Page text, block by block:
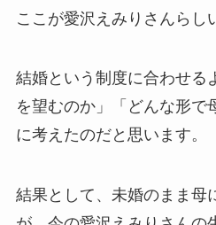
ここが愛沢えみりさんらし
結婚という制度に合わせる
を望むのか」「どんな形で
に考えたのだと思います。
結果として、未婚のまま母